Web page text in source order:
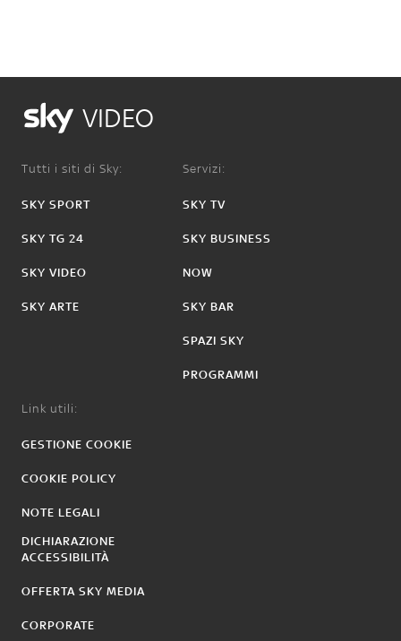
VIDEO
Tutti i siti di Sky:
SKY SPORT
SKY TG 24
SKY VIDEO
SKY ARTE
Servizi:
SKY TV
SKY BUSINESS
NOW
SKY BAR
SPAZI SKY
PROGRAMMI
Link utili:
GESTIONE COOKIE
COOKIE POLICY
NOTE LEGALI
DICHIARAZIONE
ACCESSIBILITÀ
OFFERTA SKY MEDIA
CORPORATE